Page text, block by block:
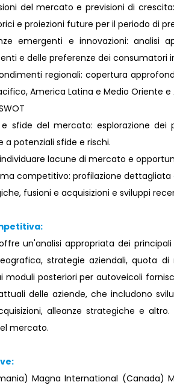
del mercato e previsioni di
e proiezioni future per il periodo di
emergenti e innovazioni: analisi
e delle preferenze dei consumatori
regionali: copertura
America Latina e Medio Oriente
sfide del mercato: esplorazione
a potenziali sfide e rischi.
lacune di mercato e
competitivo: profilazione
fusioni e acquisizioni e sviluppi
un'analisi appropriata dei
strategie aziendali, quota
moduli posteriori per autoveicoli
delle aziende, che includono
alleanze strategiche e
mercato.
Magna International (Canada)